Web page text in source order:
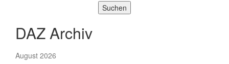
Suchen
DAZ Archiv
August 2026